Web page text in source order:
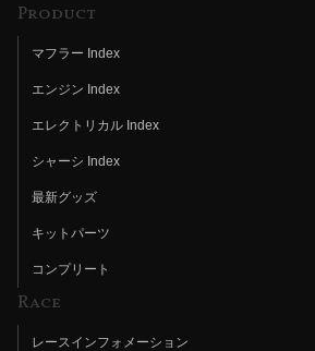
Product
マフラー Index
エンジン Index
エレクトリカル Index
シャーシ Index
最新グッズ
キットパーツ
コンプリート
Race
レースインフォメーション